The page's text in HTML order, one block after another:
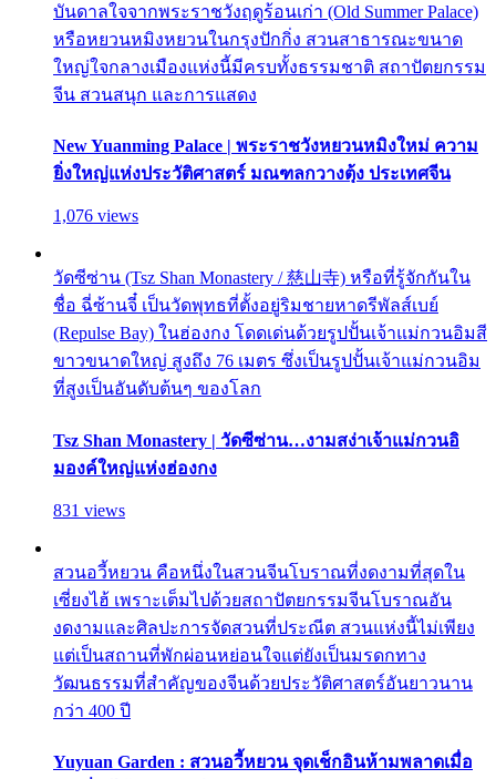
บันดาลใจจากพระราชวังฤดูร้อนเก่า (Old Summer Palace)
หรือหยวนหมิงหยวนในกรุงปักกิ่ง สวนสาธารณะขนาด
ใหญ่ใจกลางเมืองแห่งนี้มีครบทั้งธรรมชาติ สถาปัตยกรรม
จีน สวนสนุก และการแสดง
New Yuanming Palace | พระราชวังหยวนหมิงใหม่ ความ
ยิ่งใหญ่แห่งประวัติศาสตร์ มณฑลกวางตุ้ง ประเทศจีน
1,076 views
วัดซีซ่าน (Tsz Shan Monastery / 慈山寺) หรือที่รู้จักกันใน
ชื่อ ฉี่ซ้านจี๋ เป็นวัดพุทธที่ตั้งอยู่ริมชายหาดรีพัลส์เบย์
(Repulse Bay) ในฮ่องกง โดดเด่นด้วยรูปปั้นเจ้าแม่กวนอิมสี
ขาวขนาดใหญ่ สูงถึง 76 เมตร ซึ่งเป็นรูปปั้นเจ้าแม่กวนอิม
ที่สูงเป็นอันดับต้นๆ ของโลก
Tsz Shan Monastery | วัดซีซ่าน…งามสง่าเจ้าแม่กวนอิ
มองค์ใหญ่แห่งฮ่องกง
831 views
สวนอวี้หยวน คือหนึ่งในสวนจีนโบราณที่งดงามที่สุดใน
เซี่ยงไฮ้ เพราะเต็มไปด้วยสถาปัตยกรรมจีนโบราณอัน
งดงามและศิลปะการจัดสวนที่ประณีต สวนแห่งนี้ไม่เพียง
แต่เป็นสถานที่พักผ่อนหย่อนใจแต่ยังเป็นมรดกทาง
วัฒนธรรมที่สำคัญของจีนด้วยประวัติศาสตร์อันยาวนาน
กว่า 400 ปี
Yuyuan Garden : สวนอวี้หยวน จุดเช็กอินห้ามพลาดเมื่อ